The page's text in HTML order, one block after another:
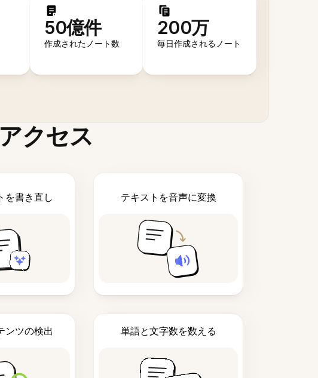
50億件
作成されたノート数
200万
毎日作成されるノート
クセス
を書き直し テキストを音声に変換
ンツの検出 単語と文字数を数える